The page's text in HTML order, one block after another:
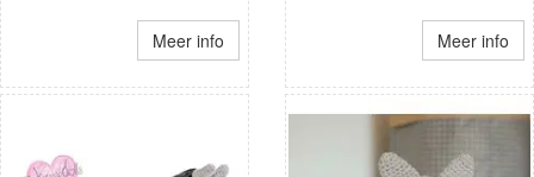
Meer info Meer info